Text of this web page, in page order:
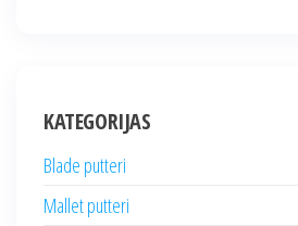
KATEGORIJAS
Blade putteri
Mallet putteri